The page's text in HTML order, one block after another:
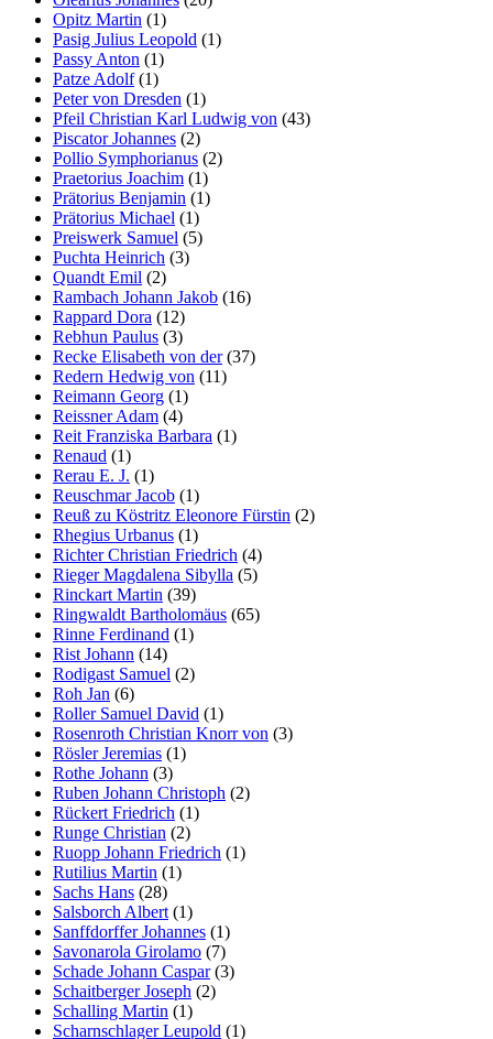
Opitz Martin (1)
Pasig Julius Leopold (1)
Passy Anton (1)
Patze Adolf(1)
Peter von Dresden (1)
Pfeil Christian Karl Ludwig von (43)
Piscator Johannes (2)
Pollio Symphorianus (2)
Praetorius Joachim (1)
Prätorius Benjamin (1)
Prätorius Michael (1)
Preiswerk Samuel (5)
Puchta Heinrich (3)
Quandt Emil (2)
Rambach Johann Jakob (16)
Rappard Dora (12)
Rebhun Paulus (3)
Recke Elisabeth von der(37)
Redern Hedwig von (11)
Reimann Georg (1)
Reissner Adam (4)
Reit Franziska Barbara (1)
Renaud (1)
Rerau E. J. (1)
Reuschmar Jacob (1)
Reuß zu Köstritz Eleonore Fürstin (2)
Rhegius Urbanus (1)
Richter Christian Friedrich (4)
Rieger Magdalena Sibylla (5)
Rinckart Martin (39)
Ringwaldt Bartholomäus (65)
Rinne Ferdinand (1)
Rist Johann (14)
Rodigast Samuel (2)
Roh Jan (6)
Roller Samuel David (1)
Rosenroth Christian Knorr von (3)
Rösler Jeremias (1)
Rothe Johann (3)
Ruben Johann Christoph (2)
Rückert Friedrich (1)
Runge Christian (2)
Ruopp Johann Friedrich (1)
Rutilius Martin (1)
Sachs Hans (28)
Salsborch Albert (1)
Sanffdorffer Johannes (1)
Savonarola Girolamo (7)
Schade Johann Caspar(3)
Schaitberger Joseph (2)
Schalling Martin (1)
Scharnschlager Leupold (1)